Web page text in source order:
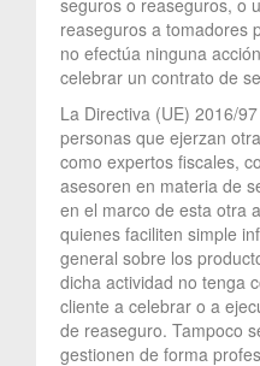
reaseguros a tomadores
no efectúa ninguna
celebrar un contrato de
La Directiva (UE) 2016/
personas que ejerzan
como expertos fiscales,
asesoren en materia de
en el marco de esta otra
quienes faciliten simple
general sobre los
dicha actividad no tenga
cliente a celebrar o a
de reaseguro. Tampoco
gestionen de forma